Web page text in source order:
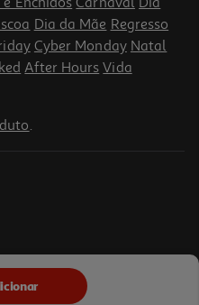
6x7cm 5un
Dia da Mãe Regresso
Cyber Monday Natal
After Hours Vida
.